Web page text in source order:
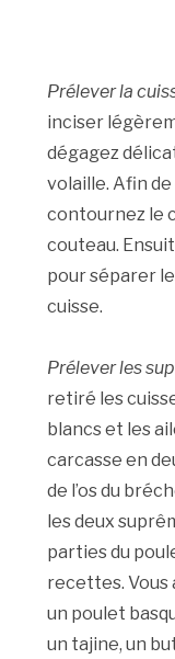
Prélever la
inciser
dégagez
volaille. Afin
contournez le
couteau.
pour séparer
cuisse.
Prélever les
retiré les
blancs et les
carcasse en
de l’os du
les deux
parties du
recettes. Vous
un poulet
un tajine, un